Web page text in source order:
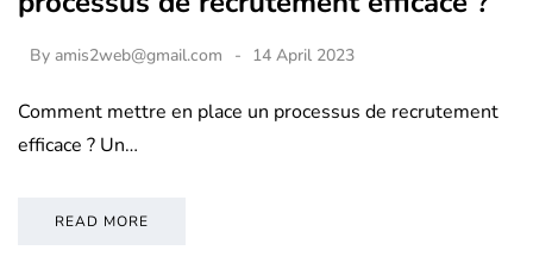
By amis2web@gmail.com 14 April 2023
Comment mettre en place un processus de recrutement
efficace ? Un…
READ MORE